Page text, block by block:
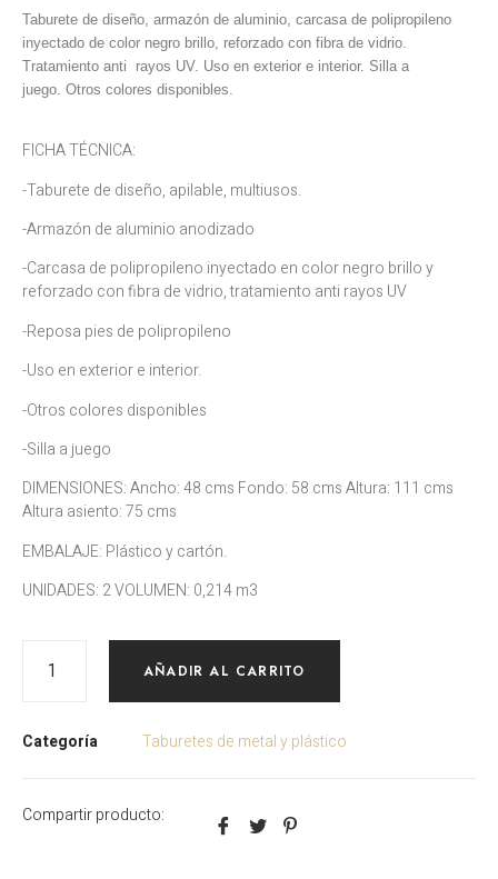
Taburete de diseño, armazón de aluminio, carcasa de polipropileno
inyectado de color negro brillo, reforzado con fibra de vidrio.
Tratamiento anti rayos UV. Uso en exterior e interior. Silla a
juego. Otros colores disponibles.
FICHA TÉCNICA:
-Taburete de diseño, apilable, multiusos.
-Armazón de aluminio anodizado
-Carcasa de polipropileno inyectado en color negro brillo y
reforzado con fibra de vidrio, tratamiento anti rayos UV
-Reposa pies de polipropileno
-Uso en exterior e interior.
-Otros colores disponibles
-Silla a juego
DIMENSIONES: Ancho: 48 cms Fondo: 58 cms Altura: 111 cms
Altura asiento: 75 cms
EMBALAJE: Plástico y cartón.
UNIDADES: 2 VOLUMEN: 0,214 m3
AÑADIR AL CARRITO
Categoría Taburetes de metal y plástico
Compartir producto: